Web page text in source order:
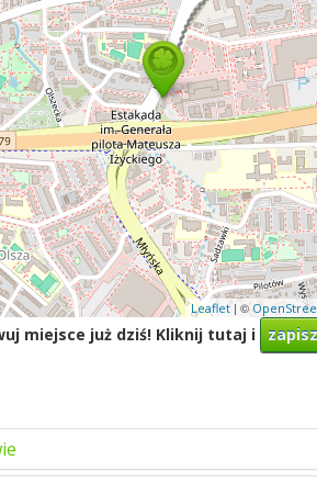
Leaflet | ©
miejsce już dziś! Kliknij tutaj i